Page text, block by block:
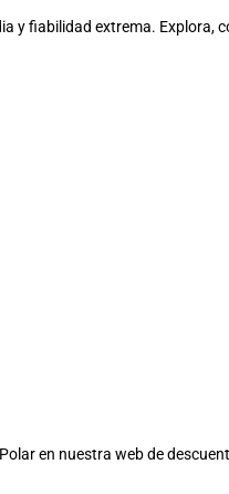
y fiabilidad extrema. Explora,
en nuestra web de